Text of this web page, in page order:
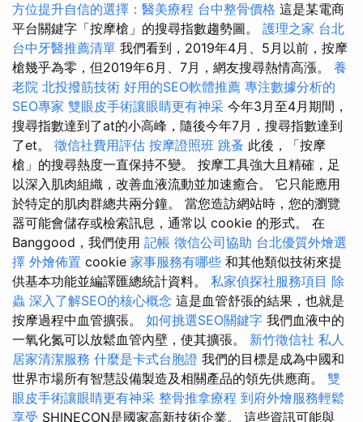
方位提升自信的選擇：醫美療程 台中整骨價格 這是某電商
平台關鍵字「按摩槍」的搜尋指數趨勢圖。 護理之家 台北
台中牙醫推薦清單 我們看到，2019年4月、5月以前，按摩
槍幾乎為零，但2019年6月、7月，網友搜尋熱情高漲。 養
老院 北投撥筋技術 好用的SEO軟體推薦 專注數據分析的
SEO專家 雙眼皮手術讓眼睛更有神采 今年3月至4月期間，
搜尋指數達到了at的小高峰，隨後今年7月，搜尋指數達到
了et。 徵信社費用評估 按摩證照班 跳蚤 此後，「按摩
槍」的搜尋熱度一直保持不變。 按摩工具強大且精確，足
以深入肌肉組織，改善血液流動並加速癒合。 它只能應用
於特定的肌肉群總共兩分鐘。 當您造訪網站時，您的瀏覽
器可能會儲存或檢索訊息，通常以 cookie 的形式。 在
Banggood，我們使用 記帳 徵信公司協助 台北優質外燴選
擇 外燴佈置 cookie 家事服務有哪些 和其他類似技術來提
供基本功能並編譯匯總統計資料。 私家偵探社服務項目 除
蟲 深入了解SEO的核心概念 這是血管舒張的結果，也就是
按摩過程中血管擴張。 如何挑選SEO關鍵字 我們血液中的
一氧化氮可以放鬆血管內壁，使其擴張。 新竹徵信社 私人
居家清潔服務 什麼是卡式台胞證 我們的目標是成為中國和
世界市場所有智慧設備製造及相關產品的領先供應商。 雙
眼皮手術讓眼睛更有神采 整骨推拿療程 到府外燴服務輕鬆
享受 SHINECON是國家高新技術企業。 這些資訊可能與